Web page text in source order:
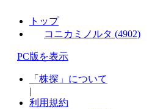
トップ
コニカミノルタ (4902)
PC版を表示
「株探」について
|
利用規約